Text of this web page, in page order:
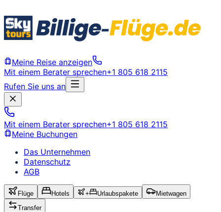
Meine Reise anzeigen
Mit einem Berater sprechen+1 805 618 2115
Rufen Sie uns an
Mit einem Berater sprechen+1 805 618 2115
Meine Buchungen
Das Unternehmen
Datenschutz
AGB
Flüge Hotels + Urlaubspakete
Mietwagen
Transfer